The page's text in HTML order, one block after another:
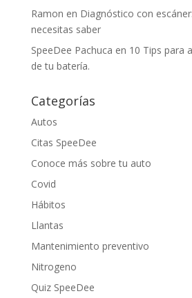
Ramon en Diagnóstico con
necesitas saber
SpeeDee Pachuca en 10 Tips para
de tu batería.
Categorías
Autos
Citas SpeeDee
Conoce más sobre tu auto
Covid
Hábitos
Llantas
Mantenimiento preventivo
Nitrogeno
Quiz SpeeDee